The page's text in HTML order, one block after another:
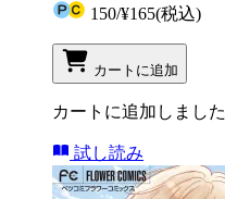
150/¥165(税込)
カートに追加
カートに追加しました
試し読み